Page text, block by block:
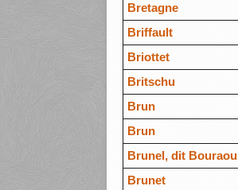
Bretagne
Briffault
Briottet
Britschu
Brun
Brun
Brunel, dit Bouraou
Brunet